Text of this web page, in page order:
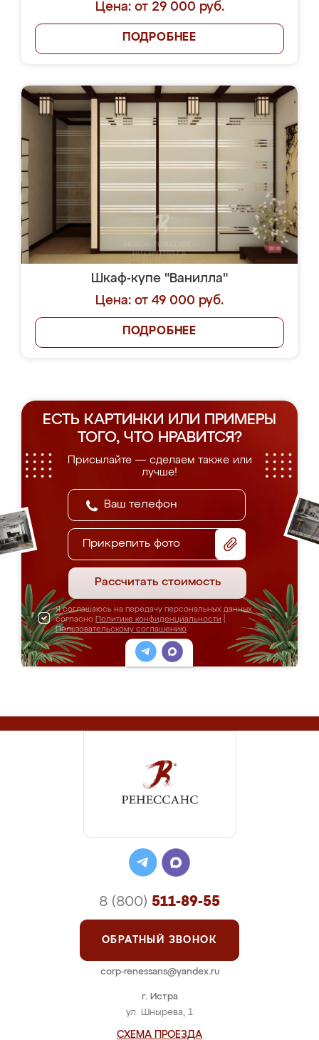
Цена: от 29 000 руб.
ПОДРОБНЕЕ
Шкаф-купе "Ванилла"
Цена: от 49 000 руб.
ПОДРОБНЕЕ
ЕСТЬ КАРТИНКИ ИЛИ ПРИМЕРЫ
ТОГО, ЧТО НРАВИТСЯ?
Присылайте — сделаем также или
лучше!
Прикрепить фото
Рассчитать стоимость
Я соглашаюсь на передачу персональных данных
согласно Политике конфиденциальности
Пользовательскому соглашению
г. Истра
ул. Шнырева, 1
СХЕМА ПРОЕЗДА
8 (800) 511-89-55
ОБРАТНЫЙ ЗВОНОК
corp-renessans@yandex.ru